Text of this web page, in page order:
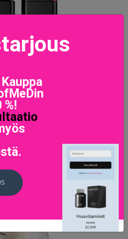
(2 g)(Väri 104-hibiscus 2 g)